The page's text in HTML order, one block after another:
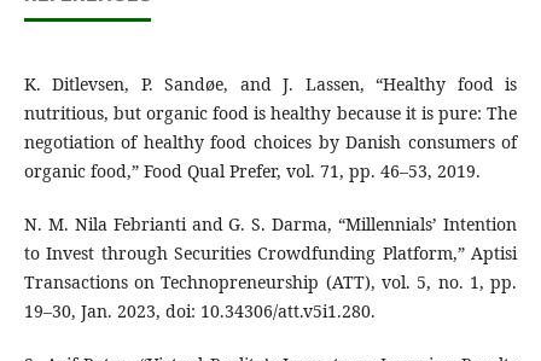
K. Ditlevsen, P. Sandøe, and J. Lassen, “Healthy food is
nutritious, but organic food is healthy because it is pure: The
negotiation of healthy food choices by Danish consumers of
organic food,” Food Qual Prefer, vol. 71, pp. 46–53, 2019.
N. M. Nila Febrianti and G. S. Darma, “Millennials’ Intention
to Invest through Securities Crowdfunding Platform,” Aptisi
Transactions on Technopreneurship (ATT), vol. 5, no. 1, pp.
19–30, Jan. 2023, doi: 10.34306/att.v5i1.280.